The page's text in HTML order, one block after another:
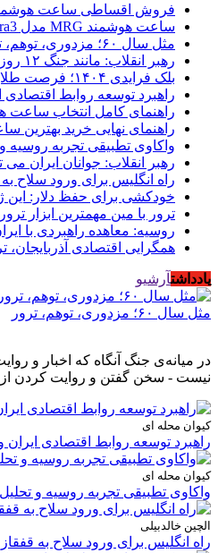
فروش اقساطی ساعت
ساعت هوشمند MRG مدل M-ultra3
مثل سال ۶۰؛ مزدوری، توهم، ترور
رهبر انقلاب: مانند جنگ ۱۲ روزه در برابر دشمن همه با هم باشید
بلک فرایدی ۱۴۰۴؛ فرصت طلایی برای خرید بهترین ساعت هوشمند از موبیکسور
راهبرد توسعه روابط
راهنمای کامل انتخاب ساعت
راهنمای نهایی خرید بهترین ساعت
واکاوی تطبیقی تجربه روسیه
رهبر انقلاب: جوانان ایران می
راه انگلیس برای ورود سلاح
خودکشی برای حفظ دلار: این
ترور با مین مهمترین ابزار
روسیه: معاهده راهبردی با
همگرایی اقتصادی آذربایجان،
یادداشتآرشیو
مثل سال ۶۰؛ مزدوری، توهم، ترور
در میانه‌ی جنگ آنگاه که اخبار و
نیست - سخن گفتن و روایت کردن از
کیوان محله ای
راهبرد توسعه روابط اقتصادی
کیوان محله ای
واکاوی تطبیقی تجربه روسیه و
الچین خالدبیلی
راه انگلیس برای ورود سلاح به